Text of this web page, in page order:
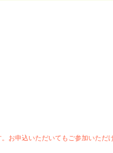
お申込いただいてもご参加いただ